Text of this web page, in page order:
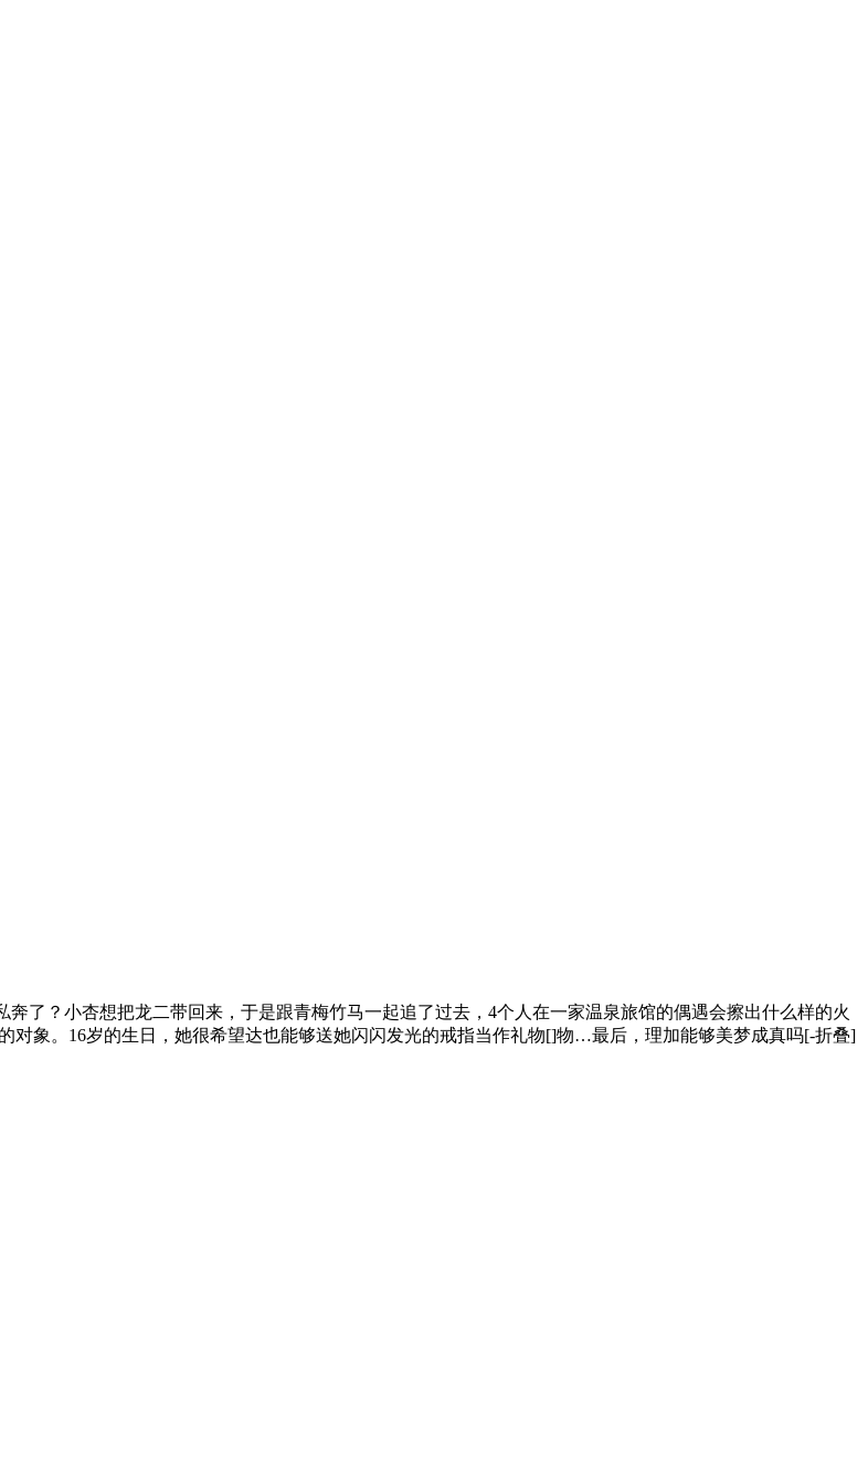
了？小杏想把龙二带回来，于是跟青梅竹马一起追了过去，4个人在一家温泉旅馆的偶遇会擦出什么样的火
对象。16岁的生日，她很希望达也能够送她闪闪发光的戒指当作礼物[]物…最后，理加能够美梦成真吗[-折叠]